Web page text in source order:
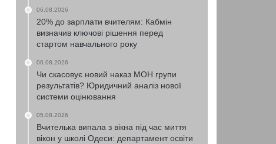
06.08.2026
20% до зарплати вчителям: Кабмін
визначив ключові рішення перед
стартом навчального року
06.08.2026
Чи скасовує новий наказ МОН групи
результатів? Юридичний аналіз нової
системи оцінювання
05.08.2026
Вчителька випала з вікна під час миття
вікон у школі Одеси: департамент освіти